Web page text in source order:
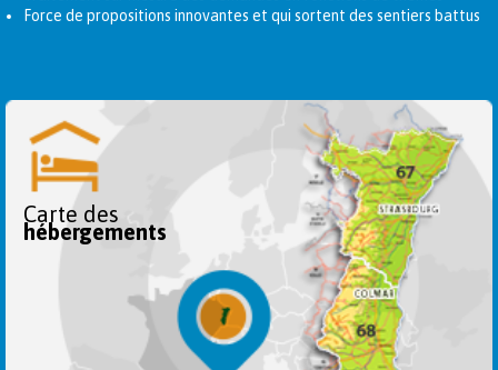
Force de propositions innovantes et qui sortent des sentiers battus
Carte des
hébergements